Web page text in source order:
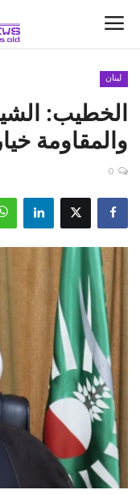
الأخبار
كتّابنا
اقتصاد
علوم وتكنولوجيا
رياضة
فيديو
حياة
لبنان
الخطيب:
والمقاومة
0